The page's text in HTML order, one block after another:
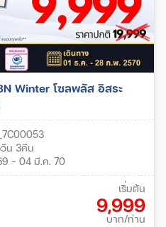
Winter โซลพลัส อิสระ
น 3คืน
- 04 มี.ค. 70
เริ่มต้น
9,999
บาท/ท่าน